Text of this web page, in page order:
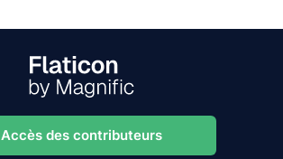
Accès des contributeurs